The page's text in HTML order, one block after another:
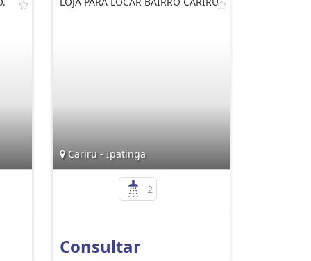
Cariru - Ipatinga
2
Consultar